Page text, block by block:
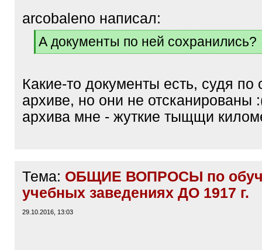
arcobaleno написал:
[
qА документы по ней сохранились?
[
]
Какие-то документы есть, судя по
архиве, но они не отсканированы
архива мне - жуткие тыщщи
Тема: ОБЩИЕ ВОПРОСЫ по
учебных заведениях ДО 1917 г.
29.10.2016, 13:03